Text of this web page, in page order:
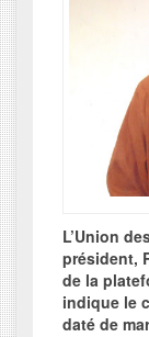
L’Union
président,
de la
indique le
daté de